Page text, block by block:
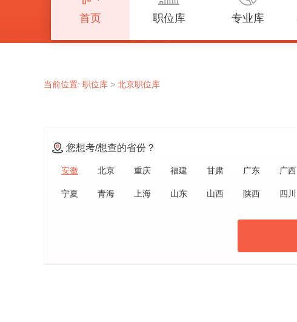
首页 职位库 专业库
当前位置: 职位库 > 北京职位库
您想考/想查的省份？
安徽 北京 重庆 福建 甘肃 广东 广西
宁夏 青海 上海 山东 山西 陕西 四川